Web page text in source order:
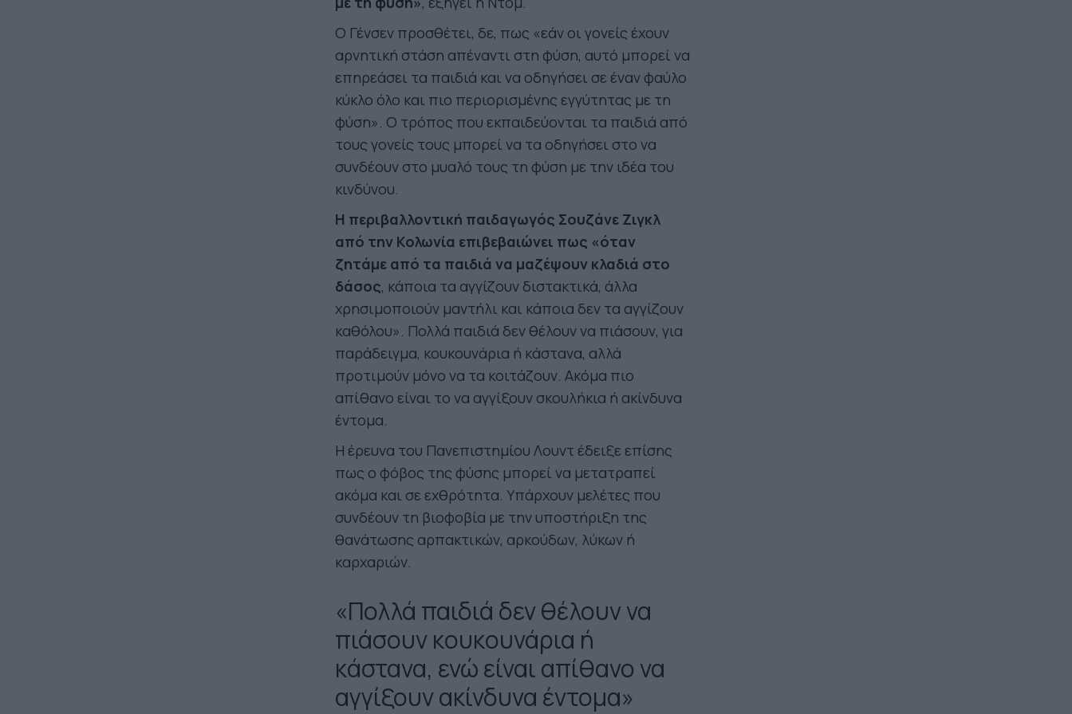
Ο Γένσεν προσθέτει, δε, πως «εάν οι γονείς έχουν
αρνητική στάση απέναντι στη φύση, αυτό μπορεί να
επηρεάσει τα παιδιά και να οδηγήσει σε έναν φαύλο
κύκλο όλο και πιο περιορισμένης εγγύτητας με τη
φύση». Ο τρόπος που εκπαιδεύονται τα παιδιά από
τους γονείς τους μπορεί να τα οδηγήσει στο να
συνδέουν στο μυαλό τους τη φύση με την ιδέα του
κινδύνου.
Η περιβαλλοντική παιδαγωγός Σουζάνε Ζιγκλ
από την Κολωνία επιβεβαιώνει πως «όταν
ζητάμε από τα παιδιά να μαζέψουν κλαδιά στο
δάσος, κάποια τα αγγίζουν διστακτικά, άλλα
χρησιμοποιούν μαντήλι και κάποια δεν τα αγγίζουν
καθόλου». Πολλά παιδιά δεν θέλουν να πιάσουν, για
παράδειγμα, κουκουνάρια ή κάστανα, αλλά
προτιμούν μόνο να τα κοιτάζουν. Ακόμα πιο
απίθανο είναι το να αγγίξουν σκουλήκια ή ακίνδυνα
έντομα.
Η έρευνα του Πανεπιστημίου Λουντ έδειξε επίσης
πως ο φόβος της φύσης μπορεί να μετατραπεί
ακόμα και σε εχθρότητα. Υπάρχουν μελέτες που
συνδέουν τη βιοφοβία με την υποστήριξη της
θανάτωσης αρπακτικών, αρκούδων, λύκων ή
καρχαριών.
«Πολλά παιδιά δεν θέλουν να
πιάσουν κουκουνάρια ή
κάστανα, ενώ είναι απίθανο να
αγγίξουν ακίνδυνα έντομα»